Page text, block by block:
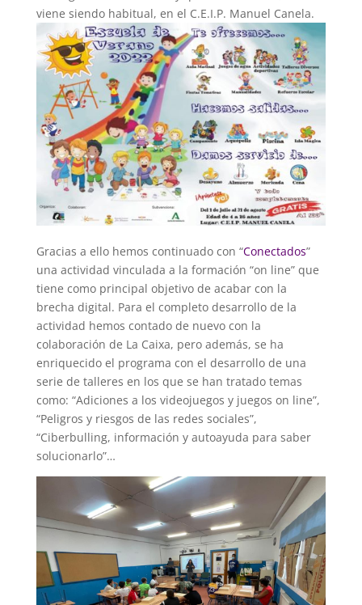
viene siendo habitual, en el C.E.I.P. Manuel Canela.
Gracias a ello hemos continuado con “Conectados”
una actividad vinculada a la formación “on line” que
tiene como principal objetivo de acabar con la
brecha digital. Para el completo desarrollo de la
actividad hemos contado de nuevo con la
colaboración de La Caixa, pero además, se ha
enriquecido el programa con el desarrollo de una
serie de talleres en los que se han tratado temas
como: “Adiciones a los videojuegos y juegos on line”,
“Peligros y riesgos de las redes sociales”,
“Ciberbulling, información y autoayuda para saber
solucionarlo”…